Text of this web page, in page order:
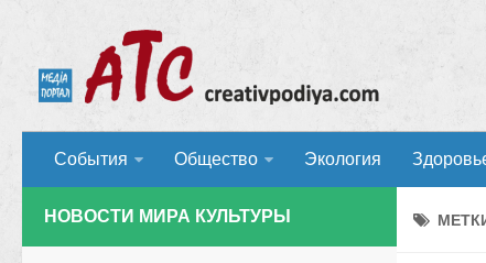
События Общество Экология
НОВОСТИ МИРА КУЛЬТУРЫ